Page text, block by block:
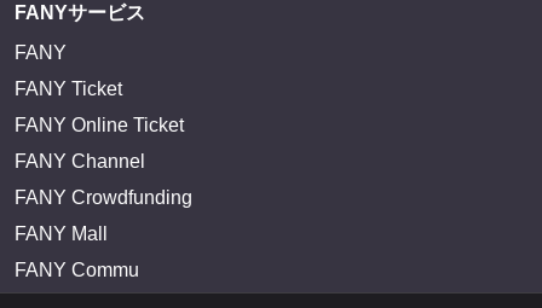
FANYサービス
FANY
FANY Ticket
FANY Online Ticket
FANY Channel
FANY Crowdfunding
FANY Mall
FANY Commu